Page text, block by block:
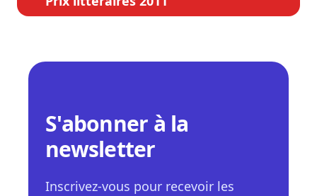
S'abonner à la
newsletter
Inscrivez-vous pour recevoir les